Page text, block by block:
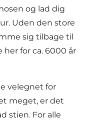
og lad dig
Uden den store
sig tilbage til
for ca. 6000 år
velegnet for
meget, er det
stien. For alle